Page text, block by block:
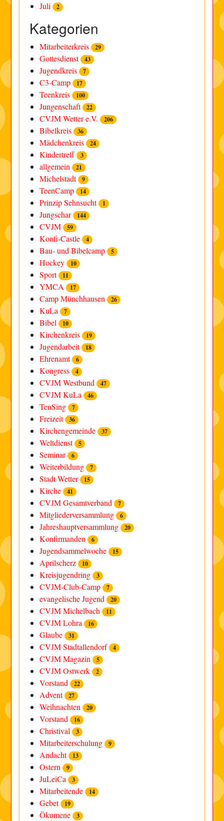
Juli 2
Kategorien
Mitarbeiterkreis 29
Gottesdienst 43
Jugendkreis 7
C3-Camp 17
Teenkreis 100
Jungenschaft 22
CVJM Wetter e.V. 206
Bibelkreis 36
Mädchenkreis 24
Kindertreff 3
allgemein 21
Michelstadt 9
TeenCamp 14
Prinzip Sehnsucht 1
Jungschar 144
CVJM 59
Konfi-Castle 4
Bau- und Bibelcamp 5
Hockey 10
Sport 11
YMCA 17
Camp Münchhausen 26
KuLa 7
Bibel 10
Kirchenkreis 19
Jugendarbeit 18
Ehrenamt 6
Kongress 4
CVJM Westbund 47
CVJM KuLa 46
TenSing 7
Freizeit 36
Kirchengemeinde 37
Weltdienst 5
Seminar 6
Weiterbildung 7
Stadt Wetter 15
Kirche 41
CVJM Gesamtverband 7
Mitgliederversammlung 6
Jahreshauptversammlung 20
Konfirmanden 6
Jugendsammelwoche 15
Aprilscherz 10
Kreisjugendring 3
CVJM-Club-Camp 7
evangelische Jugend 20
CVJM Michelbach 11
CVJM Lohra 16
Glaube 31
CVJM Stadtallendorf 4
CVJM Magazin 5
CVJM Ostwerk 2
Vorstand 22
Advent 27
Weihnachten 20
Vorstand 16
Christival 3
Mitarbeiterschulung 9
Andacht 13
Ostern 9
JuLeiCa 3
Mitarbeitende 14
Gebet 19
Ökumene 3